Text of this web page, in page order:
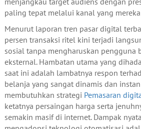
paling tepat melalui kanal yang
Menurut laporan tren pasar digital
persen transaksi ritel kini terjadi
sosial tanpa mengharuskan pengguna
eksternal. Hambatan utama yang
saat ini adalah lambatnya respon
belanja yang sangat dinamis dan
membutuhkan strategi Pemasaran
ketatnya persaingan harga serta
semakin masif di internet. Dampak